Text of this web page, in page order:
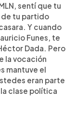
sentí que tu
tu partido
Y cuando
Funes, te
Dada. Pero
la vocación
mantuve el
eran parte
clase política